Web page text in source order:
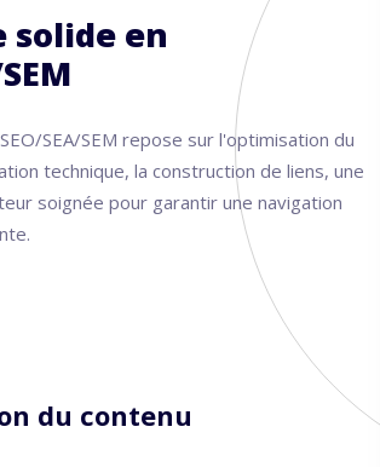
solide en
SEA/SEM repose sur l'optimisation du
technique, la construction de liens, une
soignée pour garantir une navigation
du contenu